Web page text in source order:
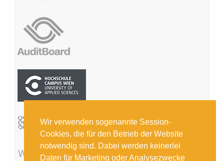
Wir verwenden sogenannte Session-
Cookies, die für den Betrieb der Website
notwendig sind. Dabei werden keinerlei
Daten für Marketing oder Analysezwecke